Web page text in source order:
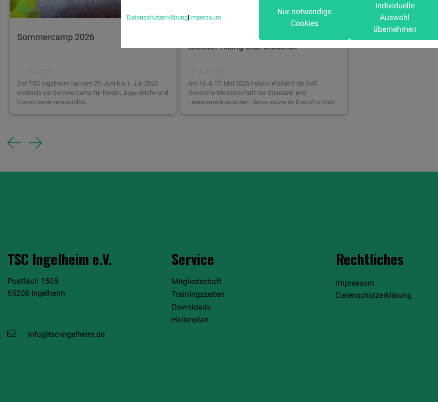
Sommercamp 2026
Der TSC Ingelheim hat vom 29. Juni bis 1. Juli 2026
erstmals ein Sommercamp für Kinder, Jugendliche und
Erwachsene veranstaltet.
Toller Erfolg beim DAT: Deutscher
Meister Rising Star Discofox
Am 16. & 17. Mai 2026 fand in Walldorf die DAT
Deutsche Meisterschaft der Standard- und
Lateinamerikanischen Tänze sowie im Discofox statt.
Previous
Next
TSC Ingelheim e.V.
Postfach 1505
55208 Ingelheim
info@tsc-ingelheim.de
Service
Mitgliedschaft
Trainingszeiten
Downloads
Hallenplan
Rechtliches
Impressum
Datenschutzerklärung
Datenschutzerklärung|Impressum
Nur notwendige
Cookies
Individuelle
Auswahl
übernehmen